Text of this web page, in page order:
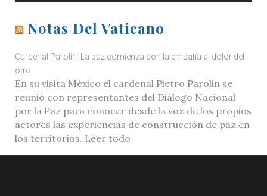
Notas Del Vaticano
Cardenal Parolin: La paz comienza con la empatía al dolor del
otro
En su visita México el cardenal Pietro Parolin se
reunió con representantes del Diálogo Nacional
por la Paz para conocer desde la voz de los propios
actores las experiencias de construcción de paz en
los territorios. Leer todo